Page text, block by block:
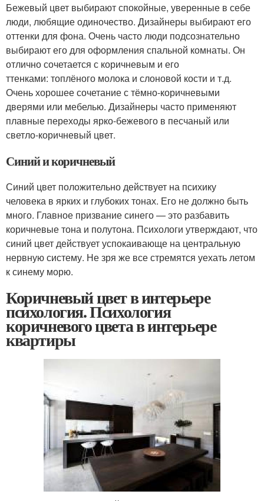
Бежевый цвет выбирают спокойные, уверенные в себе
люди, любящие одиночество. Дизайнеры выбирают его
оттенки для фона. Очень часто люди подсознательно
выбирают его для оформления спальной комнаты. Он
отлично сочетается с коричневым и его
ттенками: топлёного молока и слоновой кости и т.д.
Очень хорошее сочетание с тёмно-коричневыми
дверями или мебелью. Дизайнеры часто применяют
плавные переходы ярко-бежевого в песчаный или
светло-коричневый цвет.
Синий и коричневый
Синий цвет положительно действует на психику
человека в ярких и глубоких тонах. Его не должно быть
много. Главное призвание синего — это разбавить
коричневые тона и полутона. Психологи утверждают, что
синий цвет действует успокаивающе на центральную
нервную систему. Не зря же все стремятся уехать летом
к синему морю.
Коричневый цвет в интерьере
психология. Психология
коричневого цвета в интерьере
квартиры